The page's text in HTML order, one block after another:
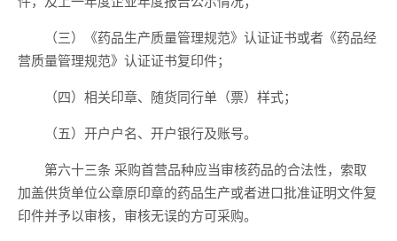
（三）《药品生产质量管理规范》认证证书或者《药品经
营质量管理规范》认证证书复印件；
（四）相关印章、随货同行单（票）样式；
（五）开户户名、开户银行及账号。
第六十三条 采购首营品种应当审核药品的合法性，索取
加盖供货单位公章原印章的药品生产或者进口批准证明文件复
印件并予以审核，审核无误的方可采购。